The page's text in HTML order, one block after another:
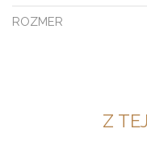
ROZMER
Z